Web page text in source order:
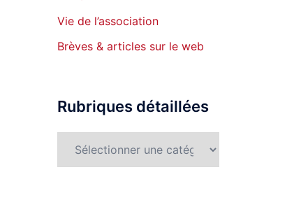
Vie de l’association
Brèves & articles sur le web
Rubriques détaillées